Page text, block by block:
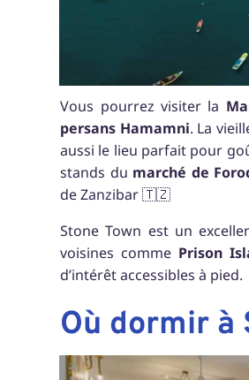
Vous pourrez visiter la
persans Hamamni. La
aussi le lieu parfait pour
stands du marché de
de Zanzibar 🇹🇿
Stone Town est un
voisines comme Prison
d’intérêt accessibles à pied.
Où dormir à